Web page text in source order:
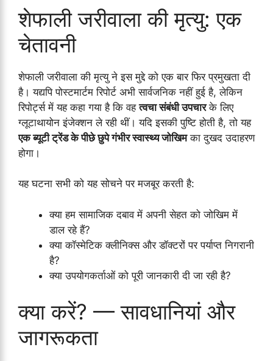
शेफाली जरीवाला की मृत्यु: एक
चेतावनी
शेफाली जरीवाला की मृत्यु ने इस मुद्दे को एक बार फिर प्रमुखता दी
है। यद्यपि पोस्टमार्टम रिपोर्ट अभी सार्वजनिक नहीं हुई है, लेकिन
रिपोर्ट्स में यह कहा गया है कि वहत्वचा संबंधी उपचारके लिए
ग्लूटाथायोन इंजेक्शन ले रही थीं। यदि इसकी पुष्टि होती है, तो यह
एक ब्यूटी ट्रेंड के पीछे छुपे गंभीर स्वास्थ्य जोखिमका दुखद उदाहरण
होगा।
यह घटना सभी को यह सोचने पर मजबूर करती है:
क्या हम सामाजिक दबाव में अपनी सेहत को जोखिम में
डाल रहे हैं?
क्या कॉस्मेटिक क्लीनिक्स और डॉक्टरों पर पर्याप्त निगरानी
है?
क्या उपयोगकर्ताओं को पूरी जानकारी दी जा रही है?
क्या करें? — सावधानियां और
जागरूकता